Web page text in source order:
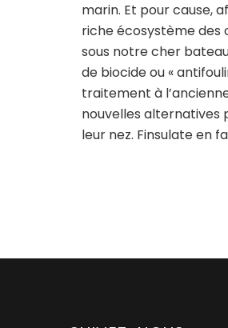
marin. Et pour cause,
riche écosystème des
sous notre cher
de biocide ou «
traitement à
nouvelles alternatives
leur nez. Finsulate en